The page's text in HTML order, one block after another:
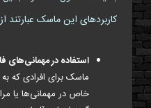
کاربردهای این ماسک عبارتند
استفاده در
ماسک برای افرادی که
خاص در مهمانی‌ها یا